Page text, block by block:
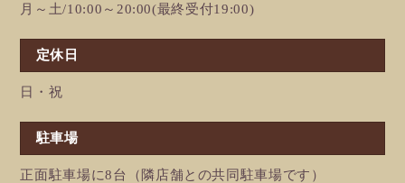
月～土/10:00～20:00(最終受付19:00)
定休日
日・祝
駐車場
正面駐車場に8台（隣店舗との共同駐車場です）